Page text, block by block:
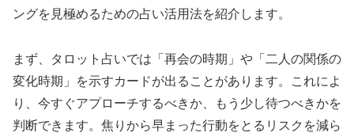
ングを見極めるための占い活用法を紹介します。
まず、タロット占いでは「再会の時期」や「二人の関係の
変化時期」を示すカードが出ることがあります。これによ
り、今すぐアプローチするべきか、もう少し待つべきかを
判断できます。焦りから早まった行動をとるリスクを減ら